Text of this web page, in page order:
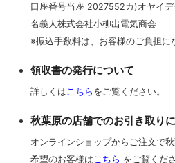
口座番号当座 2027552カ)オヤイデ
名義人株式会社小柳出電気商会
※振込手数料は、お客様のご負担に
領収書の発行について
詳しくは こちら をご覧ください。
秋葉原の店舗でのお引き取り
オンラインショップからご注文で
希望のお客様は こちら をご覧くだ